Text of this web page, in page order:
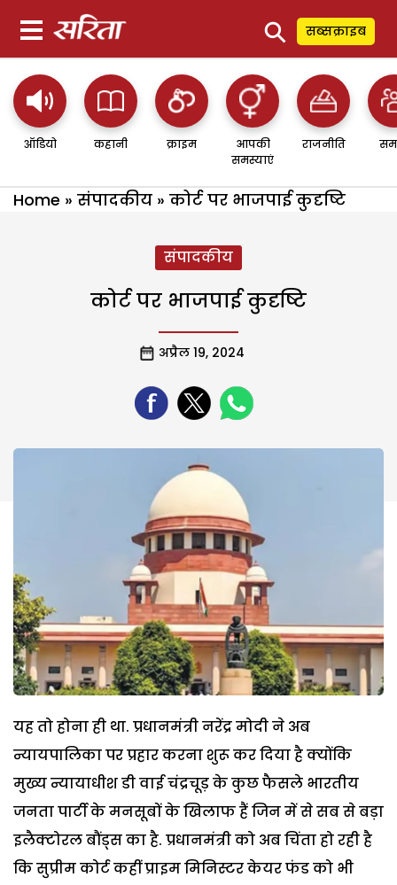
⚲ सब्सक्राइब
ऑडियो कहानी क्राइम
आपकी
समस्याएं
राजनीति
Home » संपादकीय » कोर्ट पर भाजपाई कुदृष्टि
संपादकीय
कोर्ट पर भाजपाई कुदृष्टि
अप्रैल 19, 2024
यह तो होना ही था. प्रधानमंत्री नरेंद्र मोदी ने अब
न्यायपालिका पर प्रहार करना शुरू कर दिया है क्योंकि
मुख्य न्यायाधीश डी वाई चंद्रचूड़ के कुछ फैसले भारतीय
जनता पार्टी के मनसूबों के खिलाफ हैं जिन में से सब से बड़ा
इलैक्टोरल बौंड्स का है. प्रधानमंत्री को अब चिंता हो रही है
कि सुप्रीम कोर्ट कहीं प्राइम मिनिस्टर केयर फंड को भी